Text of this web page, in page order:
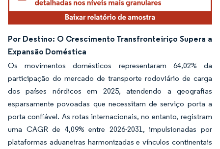
Por Destino: O Crescimento Transfronteiriço Supera a
Expansão Doméstica
Os movimentos domésticos representaram 64,02% da
participação do mercado de transporte rodoviário de carga
dos países nórdicos em 2025, atendendo a geografias
esparsamente povoadas que necessitam de serviço porta a
porta confiável. As rotas internacionais, no entanto, registram
uma CAGR de 4,09% entre 2026-2031, impulsionadas por
plataformas aduaneiras harmonizadas e vínculos continentais